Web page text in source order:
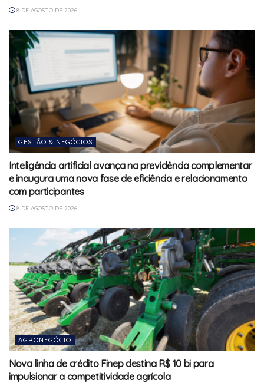
8 DE AGOSTO DE 2026
GESTÃO & NEGÓCIOS
Inteligência artificial avança na previdência complementar
e inaugura uma nova fase de eficiência e relacionamento
com participantes
8 DE AGOSTO DE 2026
AGRONEGÓCIO
Nova linha de crédito Finep destina R$ 10 bi para
impulsionar a competitividade agrícola